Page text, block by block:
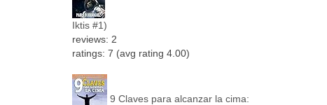
Iktis #1)
reviews: 2
ratings: 7 (avg rating 4.00)
9 Claves para alcanzar la cima: